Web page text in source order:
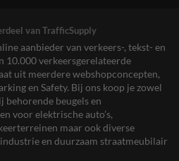
van TrafficSupply
aanbieder van verkeers-, tekst- en
10.000 verkeersgerelateerde
uit meerdere webshopconcepten,
en Safety. Bij ons koop je zowel
behorende beugels en
voor elektrische auto’s,
maar ook diverse
en duurzaam straatmeubilair